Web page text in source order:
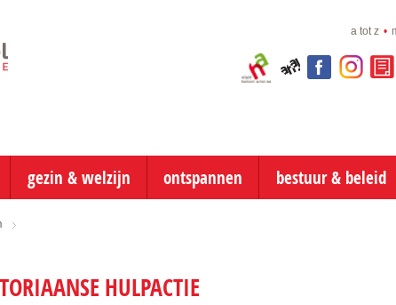
inhoud
a tot z
Visit
Hamont-
aha! facebookinstagram
e-
loket
gezin & welzijn ontspannen bestuur & beleid
HULPACTIE